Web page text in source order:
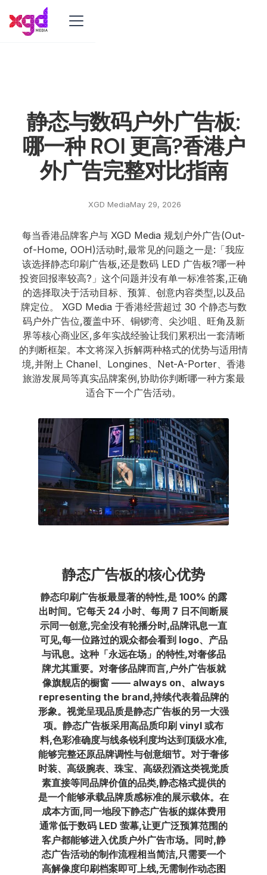
静态与数码户外广告板:
哪一种 ROI 更高?香港户
外广告完整对比指南
XGD MediaMay 29, 2026
每当香港品牌客户与 XGD Media 规划户外广告(Out-
of-Home, OOH)活动时,最常见的问题之一是:「我应
该选择静态印刷广告板,还是数码 LED 广告板?哪一种
投资回报率较高?」这个问题并没有单一标准答案,正确
的选择取决于活动目标、预算、创意内容类型,以及品
牌定位。 XGD Media 于香港经营超过 30 个静态与数
码户外广告位,覆盖中环、铜锣湾、尖沙咀、旺角及新
界等核心商业区,多年实战经验让我们累积出一套清晰
的判断框架。本文将深入拆解两种格式的优势与适用情
境,并附上 Chanel、Longines、Net-A-Porter、香港
旅游发展局等真实品牌案例,协助你判断哪一种方案最
适合下一个广告活动。
静态广告板的核心优势
静态印刷广告板最显著的特性,是 100% 的露
出时间。它每天 24 小时、每周 7 日不间断展
示同一创意,完全没有轮播分时,品牌讯息一直
可见,每一位路过的观众都会看到 logo、产品
与讯息。这种「永远在场」的特性,对奢侈品
牌尤其重要。对奢侈品牌而言,户外广告板就
像旗舰店的橱窗 —— always on、always
representing the brand,持续代表着品牌的
形象。视觉呈现品质是静态广告板的另一大强
项。静态广告板采用高品质印刷 vinyl 或布
料,色彩准确度与线条锐利度均达到顶级水准,
能够完整还原品牌调性与创意细节。对于奢侈
时装、高级腕表、珠宝、高级烈酒这类视觉质
素直接等同品牌价值的品类,静态格式提供的
是一个能够承载品牌质感标准的展示载体。在
成本方面,同一地段下静态广告板的媒体费用
通常低于数码 LED 萤幕,让更广泛预算范围的
客户都能够进入优质户外广告市场。同时,静
态广告活动的制作流程相当简洁,只需要一个
高解像度印刷档案即可上线,无需制作动态图